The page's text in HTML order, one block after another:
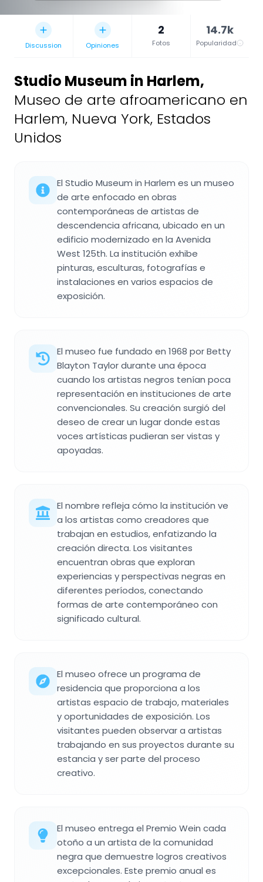
Discussion Opiniones
2
Fotos
14.7k
Popularidad
Studio Museum in Harlem,
Museo de arte afroamericano en
Harlem, Nueva York, Estados
Unidos
El Studio Museum in Harlem es un museo
de arte enfocado en obras
contemporáneas de artistas de
descendencia africana, ubicado en un
edificio modernizado en la Avenida
West 125th. La institución exhibe
pinturas, esculturas, fotografías e
instalaciones en varios espacios de
exposición.
El museo fue fundado en 1968 por Betty
Blayton Taylor durante una época
cuando los artistas negros tenían poca
representación en instituciones de arte
convencionales. Su creación surgió del
deseo de crear un lugar donde estas
voces artísticas pudieran ser vistas y
apoyadas.
El nombre refleja cómo la institución ve
a los artistas como creadores que
trabajan en estudios, enfatizando la
creación directa. Los visitantes
encuentran obras que exploran
experiencias y perspectivas negras en
diferentes períodos, conectando
formas de arte contemporáneo con
significado cultural.
El museo ofrece un programa de
residencia que proporciona a los
artistas espacio de trabajo, materiales
y oportunidades de exposición. Los
visitantes pueden observar a artistas
trabajando en sus proyectos durante su
estancia y ser parte del proceso
creativo.
El museo entrega el Premio Wein cada
otoño a un artista de la comunidad
negra que demuestre logros creativos
excepcionales. Este premio anual es